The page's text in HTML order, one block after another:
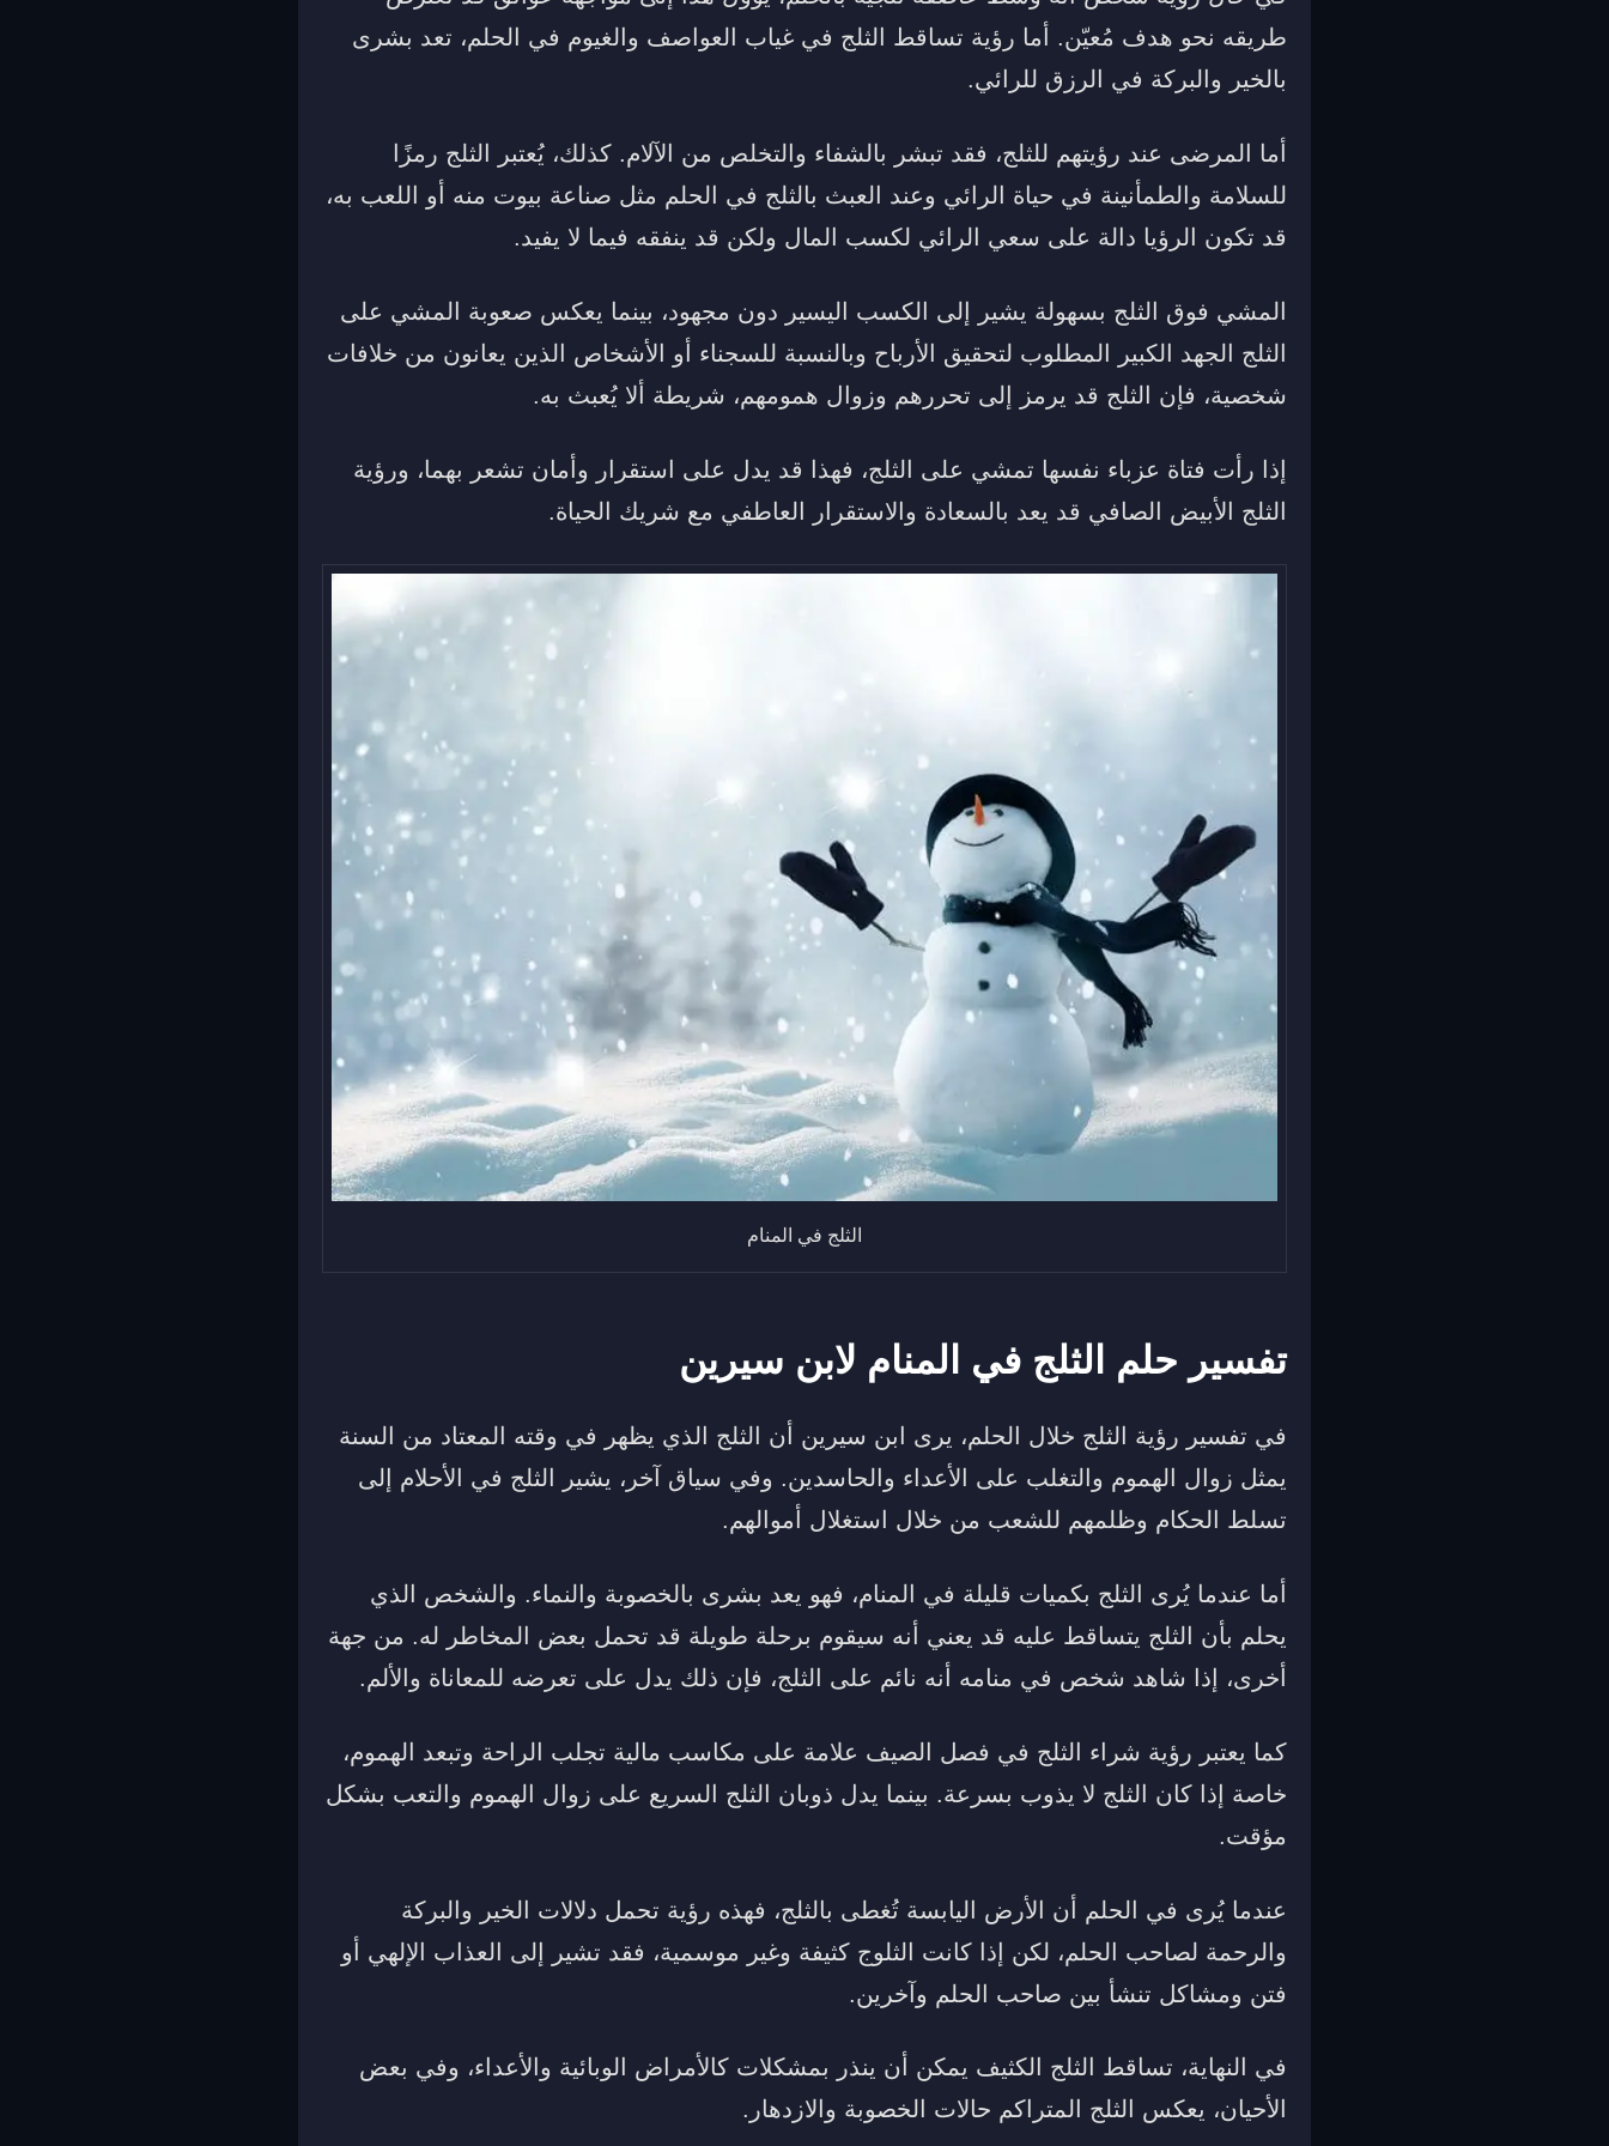
طريقه نحو هدف مُعيّن. أما رؤية تساقط الثلج في غياب العواصف والغيوم في الحلم، تعد بشرى
بالخير والبركة في الرزق للرائي.
أما المرضى عند رؤيتهم للثلج، فقد تبشر بالشفاء والتخلص من الآلام. كذلك، يُعتبر الثلج رمزًا
للسلامة والطمأنينة في حياة الرائي وعند العبث بالثلج في الحلم مثل صناعة بيوت منه أو اللعب به،
قد تكون الرؤيا دالة على سعي الرائي لكسب المال ولكن قد ينفقه فيما لا يفيد.
المشي فوق الثلج بسهولة يشير إلى الكسب اليسير دون مجهود، بينما يعكس صعوبة المشي على
الثلج الجهد الكبير المطلوب لتحقيق الأرباح وبالنسبة للسجناء أو الأشخاص الذين يعانون من خلافات
شخصية، فإن الثلج قد يرمز إلى تحررهم وزوال همومهم، شريطة ألا يُعبث به.
إذا رأت فتاة عزباء نفسها تمشي على الثلج، فهذا قد يدل على استقرار وأمان تشعر بهما، ورؤية
الثلج الأبيض الصافي قد يعد بالسعادة والاستقرار العاطفي مع شريك الحياة.
الثلج في المنام
تفسير حلم الثلج في المنام لابن سيرين
في تفسير رؤية الثلج خلال الحلم، يرى ابن سيرين أن الثلج الذي يظهر في وقته المعتاد من السنة
يمثل زوال الهموم والتغلب على الأعداء والحاسدين. وفي سياق آخر، يشير الثلج في الأحلام إلى
تسلط الحكام وظلمهم للشعب من خلال استغلال أموالهم.
أما عندما يُرى الثلج بكميات قليلة في المنام، فهو يعد بشرى بالخصوبة والنماء. والشخص الذي
يحلم بأن الثلج يتساقط عليه قد يعني أنه سيقوم برحلة طويلة قد تحمل بعض المخاطر له. من جهة
أخرى، إذا شاهد شخص في منامه أنه نائم على الثلج، فإن ذلك يدل على تعرضه للمعاناة والألم.
كما يعتبر رؤية شراء الثلج في فصل الصيف علامة على مكاسب مالية تجلب الراحة وتبعد الهموم،
خاصة إذا كان الثلج لا يذوب بسرعة. بينما يدل ذوبان الثلج السريع على زوال الهموم والتعب بشكل
مؤقت.
عندما يُرى في الحلم أن الأرض اليابسة تُغطى بالثلج، فهذه رؤية تحمل دلالات الخير والبركة
والرحمة لصاحب الحلم، لكن إذا كانت الثلوج كثيفة وغير موسمية، فقد تشير إلى العذاب الإلهي أو
فتن ومشاكل تنشأ بين صاحب الحلم وآخرين.
في النهاية، تساقط الثلج الكثيف يمكن أن ينذر بمشكلات كالأمراض الوبائية والأعداء، وفي بعض
الأحيان، يعكس الثلج المتراكم حالات الخصوبة والازدهار.